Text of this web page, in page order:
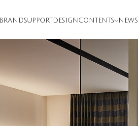
BRANDSUPPORT DESIGN CONTENTS NEWS